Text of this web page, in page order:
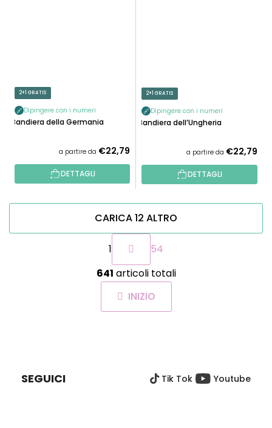
2+1 GRATIS
Dipingere con i numeri
Bandiera della Germania
a partire da €22,79
DETTAGLI
2+1 GRATIS
Dipingere con i numeri
Bandiera dell’Ungheria
a partire da €22,79
DETTAGLI
C
o
n
t
r
CARICA 12 ALTRO
P
g
i
n
a
z
1
54
641 articoli totali
INIZIO
SEGUICI Tik Tok Youtube